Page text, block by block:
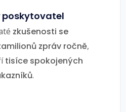
poskytovatel
zkušenosti se
zpráv ročně,
tisíce spokojených
.